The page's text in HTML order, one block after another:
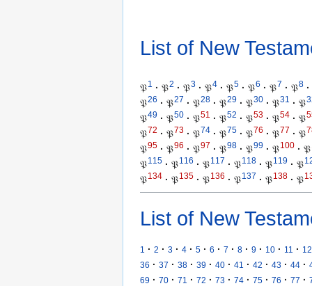
List of New
𝔓1 · 𝔓2 · 𝔓3 · 𝔓4 · 𝔓5 · 𝔓6 · 𝔓7 · 𝔓8 ·
𝔓26 · 𝔓27 · 𝔓28 · 𝔓29 · 𝔓30 · 𝔓31 · 𝔓
𝔓49 · 𝔓50 · 𝔓51 · 𝔓52 · 𝔓53 · 𝔓54 · 𝔓
𝔓72 · 𝔓73 · 𝔓74 · 𝔓75 · 𝔓76 · 𝔓77 · 𝔓
𝔓95 · 𝔓96 · 𝔓97 · 𝔓98 · 𝔓99 · 𝔓100 · 𝔓
𝔓115 · 𝔓116 · 𝔓117 · 𝔓118 · 𝔓119 · 𝔓
𝔓134 · 𝔓135 · 𝔓136 · 𝔓137 · 𝔓138 · 𝔓
List of New
1 · 2 · 3 · 4 · 5 · 6 · 7 · 8 · 9 · 10 · 11 · 12
36 · 37 · 38 · 39 · 40 · 41 · 42 · 43 · 44 ·
69 · 70 · 71 · 72 · 73 · 74 · 75 · 76 · 77 ·